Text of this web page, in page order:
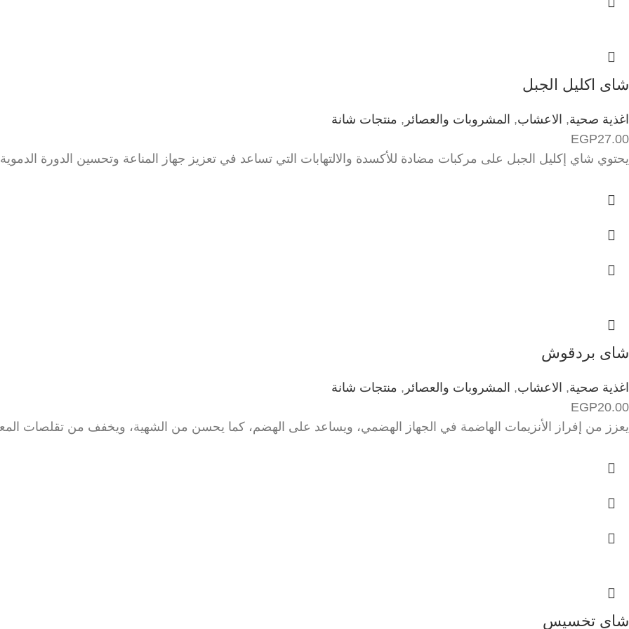
شاى اكليل الجبل
اغذية صحية, الاعشاب, المشروبات والعصائر , منتجات شانة
EGP27.00
يحتوي شاي إكليل الجبل على مركبات مضادة للأكسدة والالتهابات التي تساعد في تعزيز جهاز المناعة وتحسين الدورة
شاى بردقوش
اغذية صحية, الاعشاب, المشروبات والعصائر , منتجات شانة
EGP20.00
يعزز من إفراز الأنزيمات الهاضمة في الجهاز الهضمي، ويساعد على الهضم، كما يحسن من الشهية، ويخفف من تقلصات
شاى تخسيس